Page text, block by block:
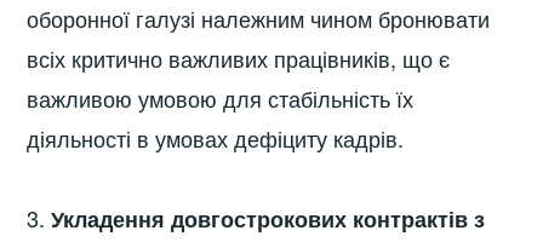
оборонної галузі належним чином бронювати
всіх критично важливих працівників, що є
важливою умовою для стабільність їх
діяльності в умовах дефіциту кадрів.
3.Укладення довгострокових контрактів з